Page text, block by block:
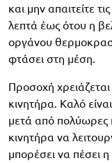
και μην απαιτείτε
λεπτά έως ότου η
οργάνου
φτάσει στη μέση.
Προσοχή
κινητήρα. Καλό
μετά από πολύωρες
κινητήρα να
μπορέσει να πέσει